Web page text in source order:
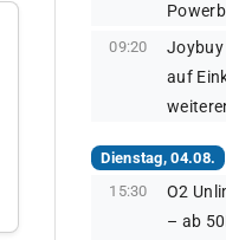
09:20
Joybuy
auf
Dienstag, 04.08.
15:30
O2
– ab